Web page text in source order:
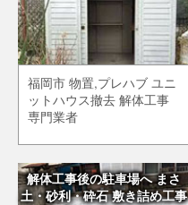
福岡市 物置,プレハブ ユニ
ットハウス撤去 解体工事
専門業者
解体工事後の駐車場へ まさ
土・砂利・砕石 敷き詰め工事